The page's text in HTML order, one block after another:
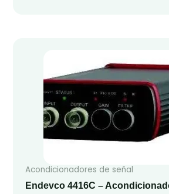
Acondicionadores de señal
Endevco 4416C –